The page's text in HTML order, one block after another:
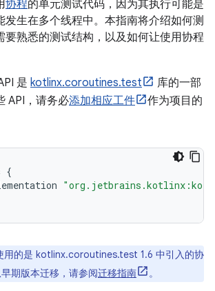
协程的单元测试代码，因为其执行可能是
发生在多个线程中。本指南将介绍如何测
要熟悉的测试结构，以及如何让使用协程
是 kotlinx.coroutines.test
库的一部
API，请务必添加相应工件
作为项目的
{
用的是 kotlinx.coroutines.test 1.6 中引入的协
期版本迁移，请参阅迁移指南 。